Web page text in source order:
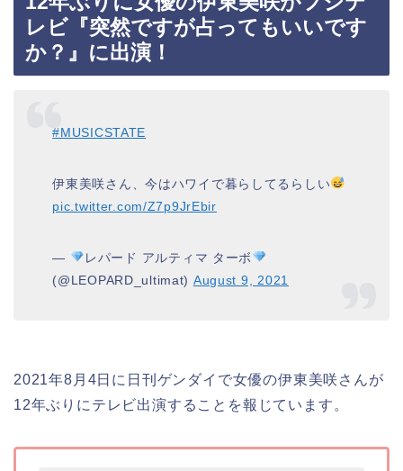
レビ『突然ですが占ってもいいです
か？』に出演！
#MUSICSTATE
伊東美咲さん、今はハワイで暮らしてるらしい
pic.twitter.com/Z7p9JrEbir
—
レパード アルティマ ターボ
(@LEOPARD_ultimat) August 9, 2021
2021年8月4日に日刊ゲンダイで女優の伊東美咲さんが
12年ぶりにテレビ出演することを報じて います。